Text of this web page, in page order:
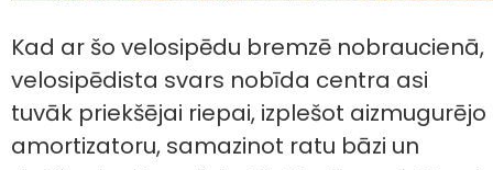
Kad ar šo velosipēdu bremzē nobraucienā,
velosipēdista svars nobīda centra asi
tuvāk priekšējai riepai, izplešot aizmugurējo
amortizatoru, samazinot ratu bāzi un